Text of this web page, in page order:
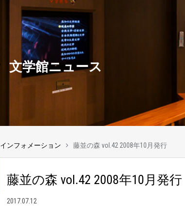
文学館ニュース
インフォメーション 藤並の森 vol.42 2008年10月発行
藤並の森 vol.42 2008年10月発行
2017.07.12